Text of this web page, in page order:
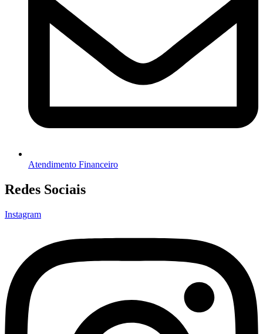
Atendimento Financeiro
Redes Sociais
Instagram